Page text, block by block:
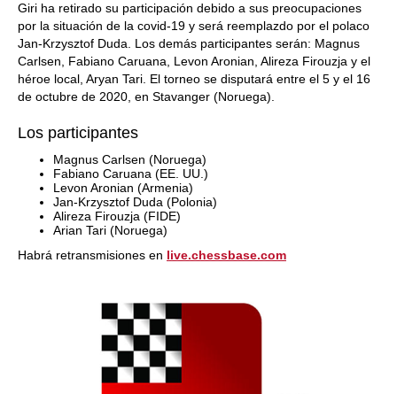
Giri ha retirado su participación debido a sus preocupaciones
por la situación de la covid-19 y será reemplazdo por el polaco
Jan-Krzysztof Duda. Los demás participantes serán: Magnus
Carlsen, Fabiano Caruana, Levon Aronian, Alireza Firouzja y el
héroe local, Aryan Tari. El torneo se disputará entre el 5 y el 16
de octubre de 2020, en Stavanger (Noruega).
Los participantes
Magnus Carlsen (Noruega)
Fabiano Caruana (EE. UU.)
Levon Aronian (Armenia)
Jan-Krzysztof Duda (Polonia)
Alireza Firouzja (FIDE)
Arian Tari (Noruega)
Habrá retransmisiones en live.chessbase.com